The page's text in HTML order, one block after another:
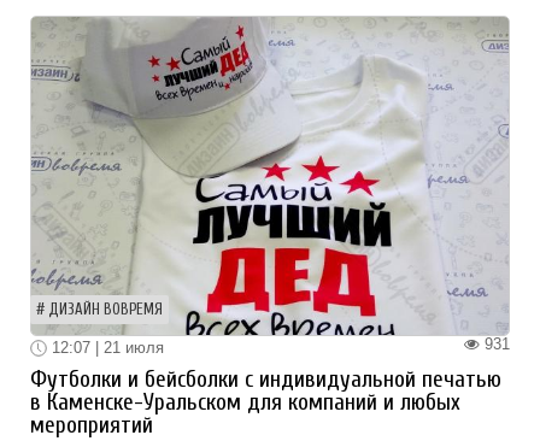
ДИЗАЙН ВОВРЕМЯ
931
12:07 | 21 июля
Футболки и бейсболки с индивидуальной печатью
в Каменске-Уральском для компаний и любых
мероприятий